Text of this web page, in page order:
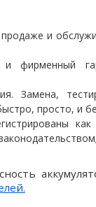
и
и фирменный
Замена,
просто, и